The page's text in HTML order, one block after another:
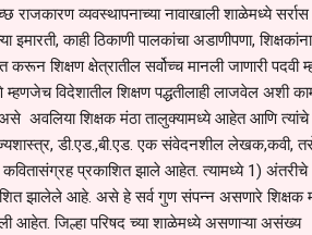
राजकारण व्यवस्थापनाच्या नावाखाली शाळेमध्ये
काही ठिकाणी पालकांचा अडाणीपणा,
शिक्षण क्षेत्रातील सर्वोच्च मानली जाणारी पदवी
विदेशातील शिक्षण पद्धतीलाही लाजवेल अशी
अवलिया शिक्षक मंठा तालुक्यामध्ये आहेत आणि त्यांचे
डी.एड.,बी.एड. एक संवेदनशील लेखक,कवी,
प्रकाशित झाले आहेत. त्यामध्ये 1) अंतरीचे
झालेले आहे. असे हे सर्व गुण संपन्न असणारे शिक्षक
आहेत. जिल्हा परिषद च्या शाळेमध्ये असणाऱ्या असंख्य